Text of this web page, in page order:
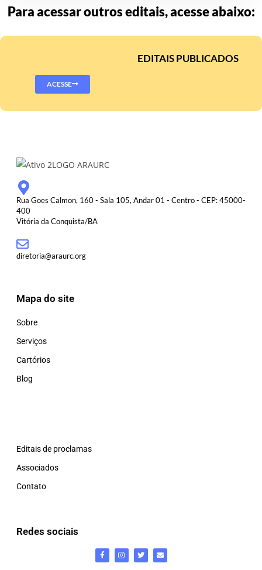
Para acessar outros editais, acesse abaixo:
EDITAIS PUBLICADOS
ACESSE
Rua Goes Calmon, 160 - Sala 105, Andar 01 - Centro - CEP: 45000-
400
Vitória da Conquista/BA
diretoria@araurc.org
Mapa do site
Sobre
Serviços
Cartórios
Blog
Editais de proclamas
Associados
Contato
Redes sociais